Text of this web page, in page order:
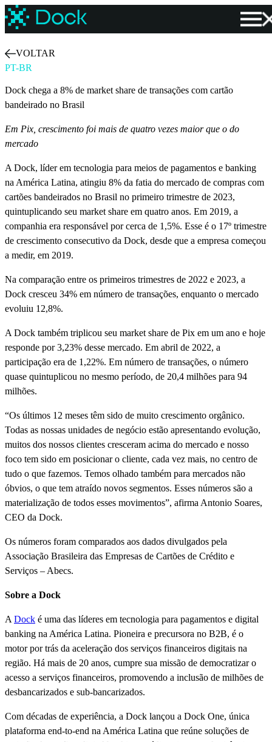
VOLTAR
PT-BR
Dock chega a 8% de market share de transações com cartão
bandeirado no Brasil
Em Pix, crescimento foi mais de quatro vezes maior que o do
mercado
A Dock, líder em tecnologia para meios de pagamentos e banking
na América Latina, atingiu 8% da fatia do mercado de compras com
cartões bandeirados no Brasil no primeiro trimestre de 2023,
quintuplicando seu market share em quatro anos. Em 2019, a
companhia era responsável por cerca de 1,5%. Esse é o 17º trimestre
de crescimento consecutivo da Dock, desde que a empresa começou
a medir, em 2019.
Na comparação entre os primeiros trimestres de 2022 e 2023, a
Dock cresceu 34% em número de transações, enquanto o mercado
evoluiu 12,8%.
A Dock também triplicou seu market share de Pix em um ano e hoje
responde por 3,23% desse mercado. Em abril de 2022, a
participação era de 1,22%. Em número de transações, o número
quase quintuplicou no mesmo período, de 20,4 milhões para 94
milhões.
“Os últimos 12 meses têm sido de muito crescimento orgânico.
Todas as nossas unidades de negócio estão apresentando evolução,
muitos dos nossos clientes cresceram acima do mercado e nosso
foco tem sido em posicionar o cliente, cada vez mais, no centro de
tudo o que fazemos. Temos olhado também para mercados não
óbvios, o que tem atraído novos segmentos. Esses números são a
materialização de todos esses movimentos”, afirma Antonio Soares,
CEO da Dock.
Os números foram comparados aos dados divulgados pela
Associação Brasileira das Empresas de Cartões de Crédito e
Serviços – Abecs.
Sobre a Dock
A Dock é uma das líderes em tecnologia para pagamentos e digital
banking na América Latina. Pioneira e precursora no B2B, é o
motor por trás da aceleração dos serviços financeiros digitais na
região. Há mais de 20 anos, cumpre sua missão de democratizar o
acesso a serviços financeiros, promovendo a inclusão de milhões de
desbancarizados e sub-bancarizados.
Com décadas de experiência, a Dock lançou a Dock One, única
plataforma end-to-end na América Latina que reúne soluções de